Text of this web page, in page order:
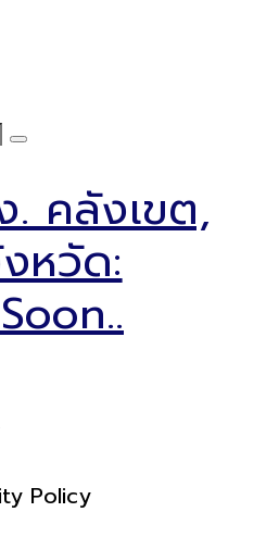
คลังเขต,
หวัด:
Policy